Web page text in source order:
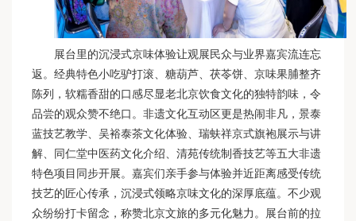
展台里的沉浸式京味体验让观展民众与业界嘉宾流连忘
返。经典特色小吃驴打滚、糖葫芦、茯苓饼、京味果脯整齐
陈列，软糯香甜的口感尽显老北京饮食文化的独特韵味，令
品尝的观众赞不绝口。非遗文化互动区更是热闹非凡，景泰
蓝技艺教学、吴裕泰茶文化体验、瑞蚨祥京式旗袍展示与讲
解、同仁堂中医药文化介绍、清苑传统制香技艺等五大非遗
特色项目同步开展。嘉宾们亲手参与体验并近距离感受传统
技艺的匠心传承，沉浸式领略京味文化的深厚底蕴。不少观
众纷纷打卡留念，称赞北京文旅的多元化魅力。展台前的拉